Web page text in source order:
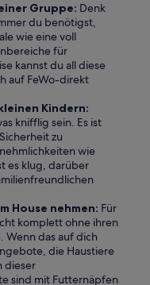
Gruppe: Denk
du benötigst,
wie eine voll
für
kannst du all diese
auf FeWo-direkt
Kindern:
knifflig sein. Es ist
zu
wie
es klug, darüber
House nehmen: Für
komplett ohne ihren
Wenn das auf dich
die Haustiere
dieser
sind mit Futternäpfen